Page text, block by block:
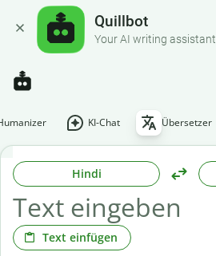
Quillbot
Your AI writing assistant
KI-Chat Übersetzer
Hindi
Text einfügen